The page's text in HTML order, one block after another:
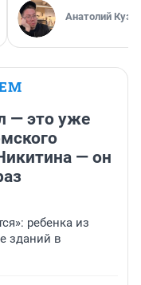
Анатолий
— это уже
— он
ребенка из
зданий в